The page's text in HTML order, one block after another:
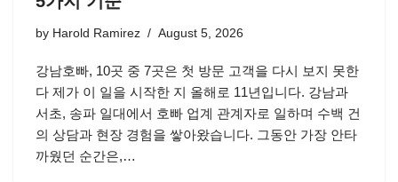
by Harold Ramirez August 5, 2026
강남호빠, 10곳 중 7곳은 첫 방문 고객을 다시 보지 못한
다 제가 이 일을 시작한 지 올해로 11년입니다. 강남과
서초, 송파 일대에서 호빠 업계 관계자로 일하며 수백 건
의 상담과 현장 경험을 쌓아왔습니다. 그동안 가장 안타
까웠던 순간은,…